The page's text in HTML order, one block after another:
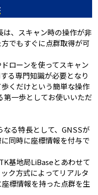
は、スキャン時の操作が非
でもすぐに点群取得が可
ローンを使ってスキャン
る専門知識が必要となり
くだけという簡単な操作
第一歩としてお使いいただ
なる特長として、GNSSが
同時に座標情報を付与で
基地局LiBaseとあわせて
ク方式によってリアルタ
標情報を持った点群を生